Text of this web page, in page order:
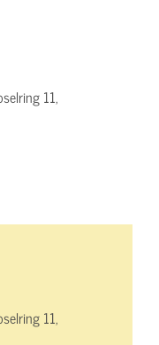
11,
11,